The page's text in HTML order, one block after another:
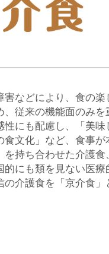
害などにより、食の
、従来の機能面のみ
性にも配慮し、「美味
食文化」など、食事
を持ち合わせた介護
的にも類を見ない医療
の介護食を「京介食」